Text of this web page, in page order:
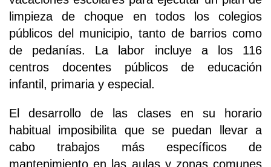
limpieza de choque en todos los colegios
públicos del municipio, tanto de barrios como
de pedanías. La labor incluye a los 116
centros docentes públicos de educación
infantil, primaria y especial.
El desarrollo de las clases en su horario
habitual imposibilita que se puedan llevar a
cabo trabajos más específicos de
mantenimiento en las aulas y zonas comunes